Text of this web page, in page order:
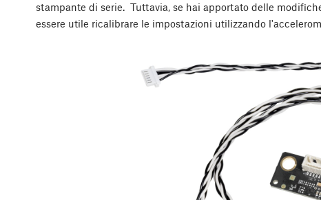
stampante di serie. Tuttavia, se hai apportato delle
essere utile ricalibrare le impostazioni utilizzando